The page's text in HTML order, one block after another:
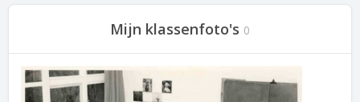
Mijn klassenfoto's 0